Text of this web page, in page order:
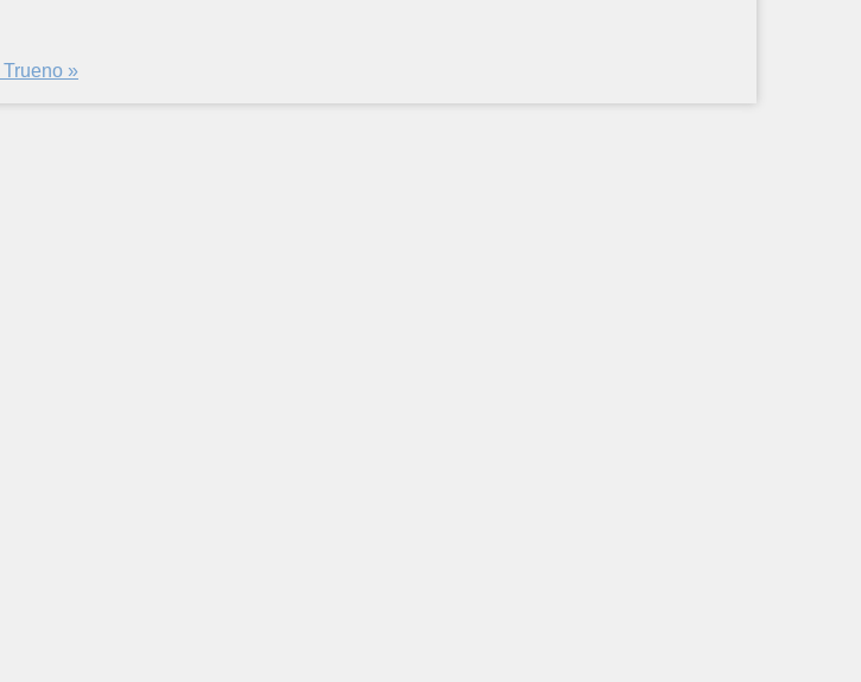
Trueno »